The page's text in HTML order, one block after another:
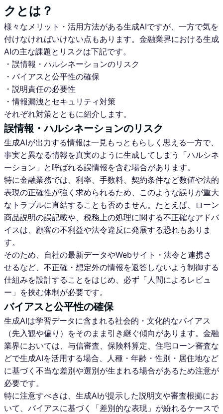
クとは？
様々なメリット・活用方法がある生成AIですが、一方で気を
付けなければいけない点もあります。金融業界における生成
AIの主な課題とリスクは下記です。
・誤情報・ハルシネーションのリスク
・バイアスと公平性の確保
・説明責任の必要性
・情報漏洩とセキュリティ対策
それぞれ対策とともに紹介します。
誤情報・ハルシネーションのリスク
生成AIが出力する情報は一見もっともらしく思える一方で、
事実と異なる情報を真実のように生成してしまう「ハルシネ
ーション」と呼ばれる誤情報を含む場合があります。
特に金融業務では、利率、手数料、契約条件など数値や法的
表現の正確性が強く求められるため、このような誤りが重大
なトラブルに直結することも否めません。たとえば、ローン
商品説明の誤記載や、税務上の処理に関する不正確なアドバ
イスは、顧客の不利益や法令違反に発展する恐れもありま
す。
そのため、自社の最新データやWebサイト・法令と連携さ
せるなど、不正確・想定外の情報を返答しないよう制御する
仕組みを設計することをはじめ、必ず「人間によるレビュ
ー」を挟む体制が必要です。
バイアスと公平性の確保
生成AIは学習データに含まれる社会的・文化的なバイアス
（先入観や偏り）をそのまま引き継ぐ傾向があります。金融
業界においては、与信審査、保険料算定、住宅ローン審査な
どで生成AIを活用する場合、人種・年齢・性別・居住地など
に基づく不当な差別や選別が生まれる場合があるため注意が
必要です。
特に注意すべきは、生成AIが提示した説明文や審査根拠にお
いて、バイアスに基づく「差別的な表現」が紛れるケースで